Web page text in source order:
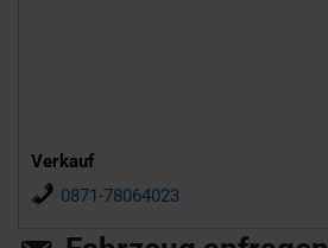
Verkauf
0871-78064023